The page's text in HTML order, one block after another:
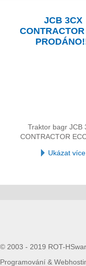
JCB 3CX
Traktor bagr JCB
CONTRACTOR
Ukázat více
© 2003 - 2019 ROT-
Programování &